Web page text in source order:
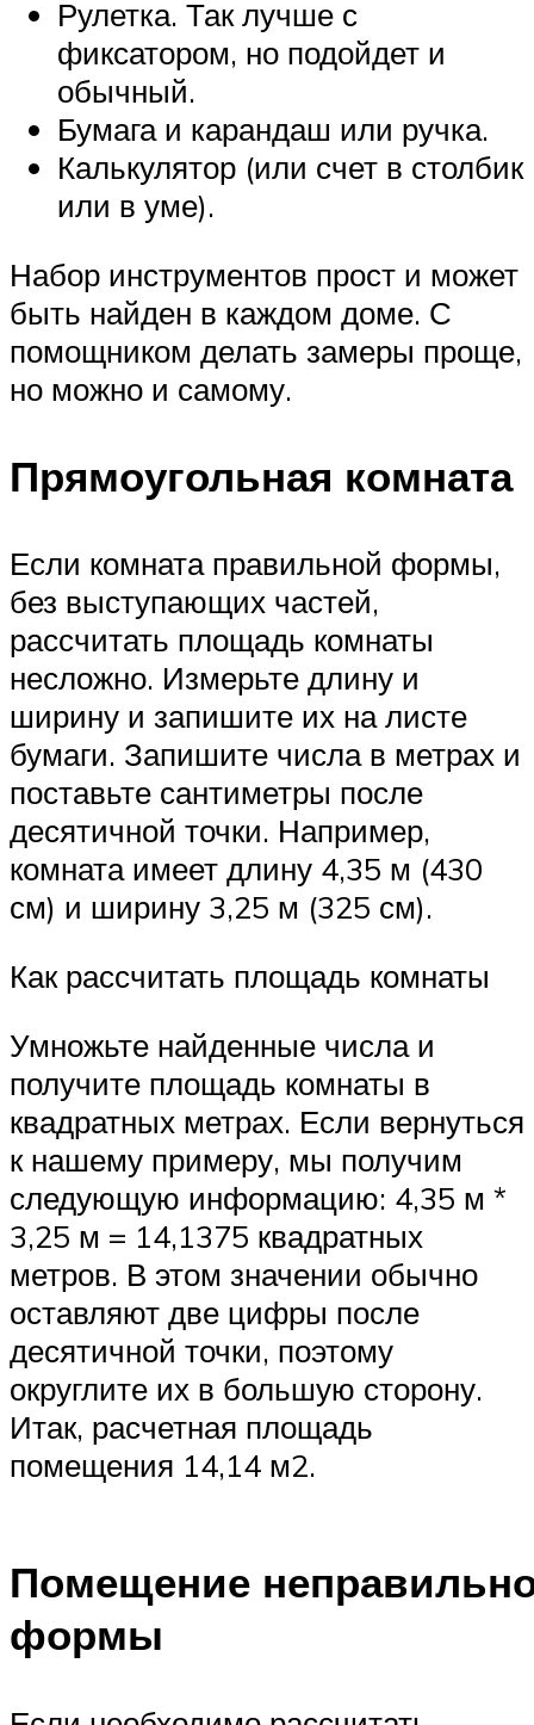
Рулетка. Так лучше с
фиксатором, но подойдет и
обычный.
Бумага и карандаш или ручка.
Калькулятор (или счет в столбик
или в уме).
Набор инструментов прост и может
быть найден в каждом доме. С
помощником делать замеры проще,
но можно и самому.
Прямоугольная комната
Если комната правильной формы,
без выступающих частей,
рассчитать площадь комнаты
несложно. Измерьте длину и
ширину и запишите их на листе
бумаги. Запишите числа в метрах и
поставьте сантиметры после
десятичной точки. Например,
комната имеет длину 4,35 м (430
см) и ширину 3,25 м (325 см).
Как рассчитать площадь комнаты
Умножьте найденные числа и
получите площадь комнаты в
квадратных метрах. Если вернуться
к нашему примеру, мы получим
следующую информацию: 4,35 м *
3,25 м = 14,1375 квадратных
метров. В этом значении обычно
оставляют две цифры после
десятичной точки, поэтому
округлите их в большую сторону.
Итак, расчетная площадь
помещения 14,14 м2.
Помещение
формы